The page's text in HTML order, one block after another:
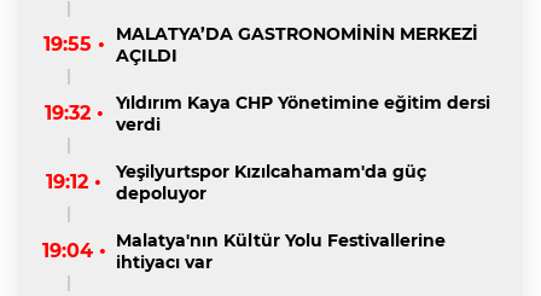
19:55 •
MALATYA’DA GASTRONOMİNİN MERKEZİ
AÇILDI
19:32 •
Yıldırım Kaya CHP Yönetimine eğitim dersi
verdi
19:12 •
Yeşilyurtspor Kızılcahamam'da güç
depoluyor
19:04 • Malatya'nın Kültür Yolu Festivallerine
ihtiyacı var